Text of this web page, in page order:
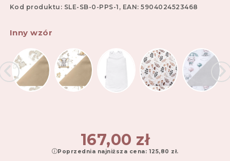
Kod produktu: SLE-SB-0-PPS-1, EAN: 5904024523468
Inny wzór
167,00 zł
Poprzednia najniższa cena: 125,80 zł.